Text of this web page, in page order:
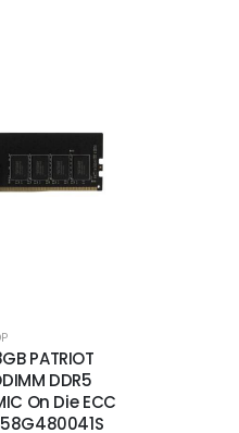
PATRIOT
DDR5
On Die ECC